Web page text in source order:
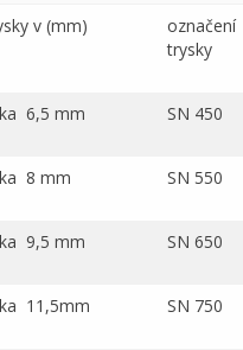
v (mm)
označení
trysky
6,5 mm SN 450
8 mm SN 550
9,5 mm SN 650
11,5mm SN 750